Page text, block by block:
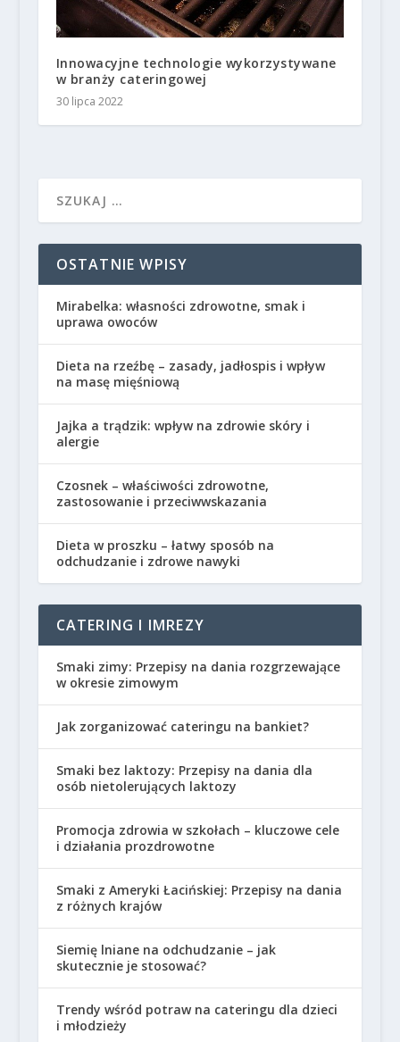
Innowacyjne technologie wykorzystywane
w branży cateringowej
30 lipca 2022
OSTATNIE WPISY
Mirabelka: własności zdrowotne, smak i
uprawa owoców
Dieta na rzeźbę – zasady, jadłospis i wpływ
na masę mięśniową
Jajka a trądzik: wpływ na zdrowie skóry i
alergie
Czosnek – właściwości zdrowotne,
zastosowanie i przeciwwskazania
Dieta w proszku – łatwy sposób na
odchudzanie i zdrowe nawyki
CATERING I IMREZY
Smaki zimy: Przepisy na dania rozgrzewające
w okresie zimowym
Jak zorganizować cateringu na bankiet?
Smaki bez laktozy: Przepisy na dania dla
osób nietolerujących laktozy
Promocja zdrowia w szkołach – kluczowe cele
i działania prozdrowotne
Smaki z Ameryki Łacińskiej: Przepisy na dania
z różnych krajów
Siemię lniane na odchudzanie – jak
skutecznie je stosować?
Trendy wśród potraw na cateringu dla dzieci
i młodzieży